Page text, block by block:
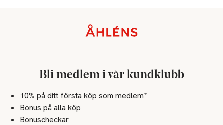
Bli medlem i vår kundklubb
10% på ditt första köp som medlem*
Bonus på alla köp
Bonuscheckar